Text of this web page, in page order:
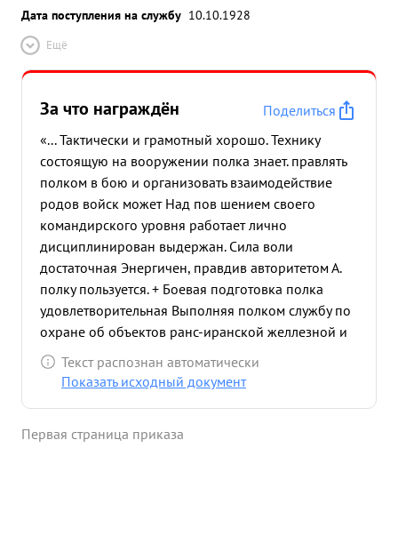
Дата поступления на службу 10.10.1928
Ещё
За что награждён
Поделиться
«... Тактически и грамотный хорошо. Технику
состоящую на вооружении полка знает. правлять
полком в бою и организовать взаимодействие
родов войск может Над пов шением своего
командирского уровня работает лично
дисциплинирован выдержан. Сила воли
достаточная Энергичен, правдив авторитетом А.
полку пользуется. + Боевая подготовка полка
удовлетворительная Выполняя полком службу по
охране об объектов ранс-иранской желлезной и
дороги-организовал ее правильно и выполнялась
хорошо. Офицерский состав полка готовит
партии ЛЕНИНА -СТАЛИНА, хранить военную
Текст распознан автоматически
Показать исходный документ
Первая страница приказа